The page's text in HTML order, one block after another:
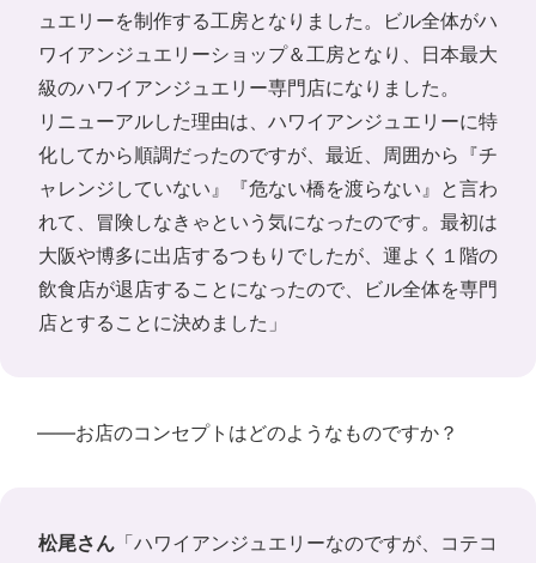
ュエリーを制作する工房となりました。ビル全体がハ
ワイアンジュエリーショップ＆工房となり、日本最大
級のハワイアンジュエリー専門店になりました。
リニューアルした理由は、ハワイアンジュエリーに特
化してから順調だったのですが、最近、周囲から『チ
ャレンジしていない』『危ない橋を渡らない』と言わ
れて、冒険しなきゃという気になったのです。最初は
大阪や博多に出店するつもりでしたが、運よく１階の
飲食店が退店することになったので、ビル全体を専門
店とすることに決めました」
――お店のコンセプトはどのようなものですか？
松尾さん 「ハワイアンジュエリーなのですが、コテコ